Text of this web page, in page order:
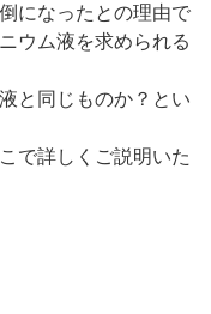
になったとの理由で
ウム液を求められる
と同じものか？とい
で詳しくご説明いた